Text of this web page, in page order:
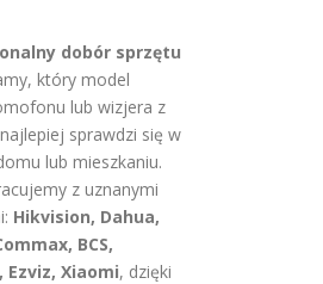
dobór sprzętu
który model
lub wizjera z
sprawdzi się w
lub mieszkaniu.
z uznanymi
Hikvision, Dahua,
BCS,
Ezviz, Xiaomi, dzięki